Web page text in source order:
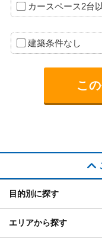
カースペース2台
建築条件なし
目的別に探す
エリアから探す